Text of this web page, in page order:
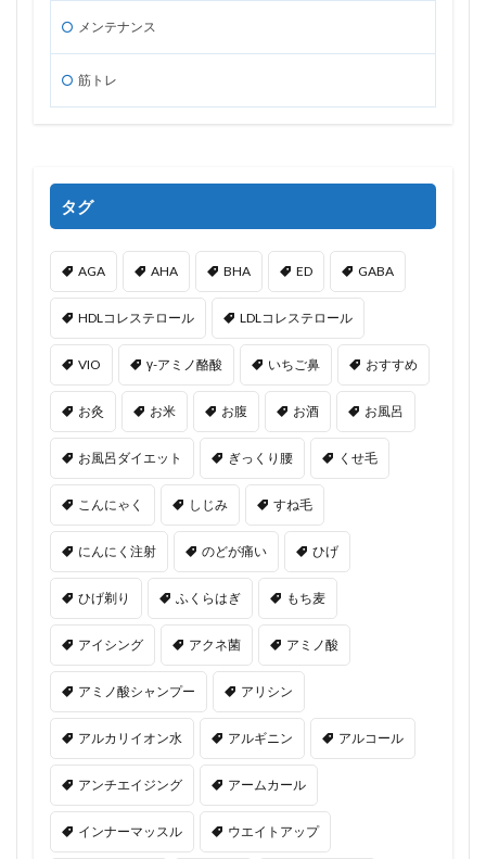
メンテナンス
筋トレ
タグ
AGA AHA BHA ED GABA
HDLコレステロール LDLコレステロール
VIO γ-アミノ酪酸 いちご鼻 おすすめ
お灸 お米 お腹 お酒 お風呂
お風呂ダイエット ぎっくり腰 くせ毛
こんにゃく しじみ すね毛
にんにく注射 のどが痛い ひげ
ひげ剃り ふくらはぎ もち麦
アイシング アクネ菌 アミノ酸
アミノ酸シャンプー アリシン
アルカリイオン水 アルギニン アルコール
アンチエイジング アームカール
インナーマッスル ウエイトアップ